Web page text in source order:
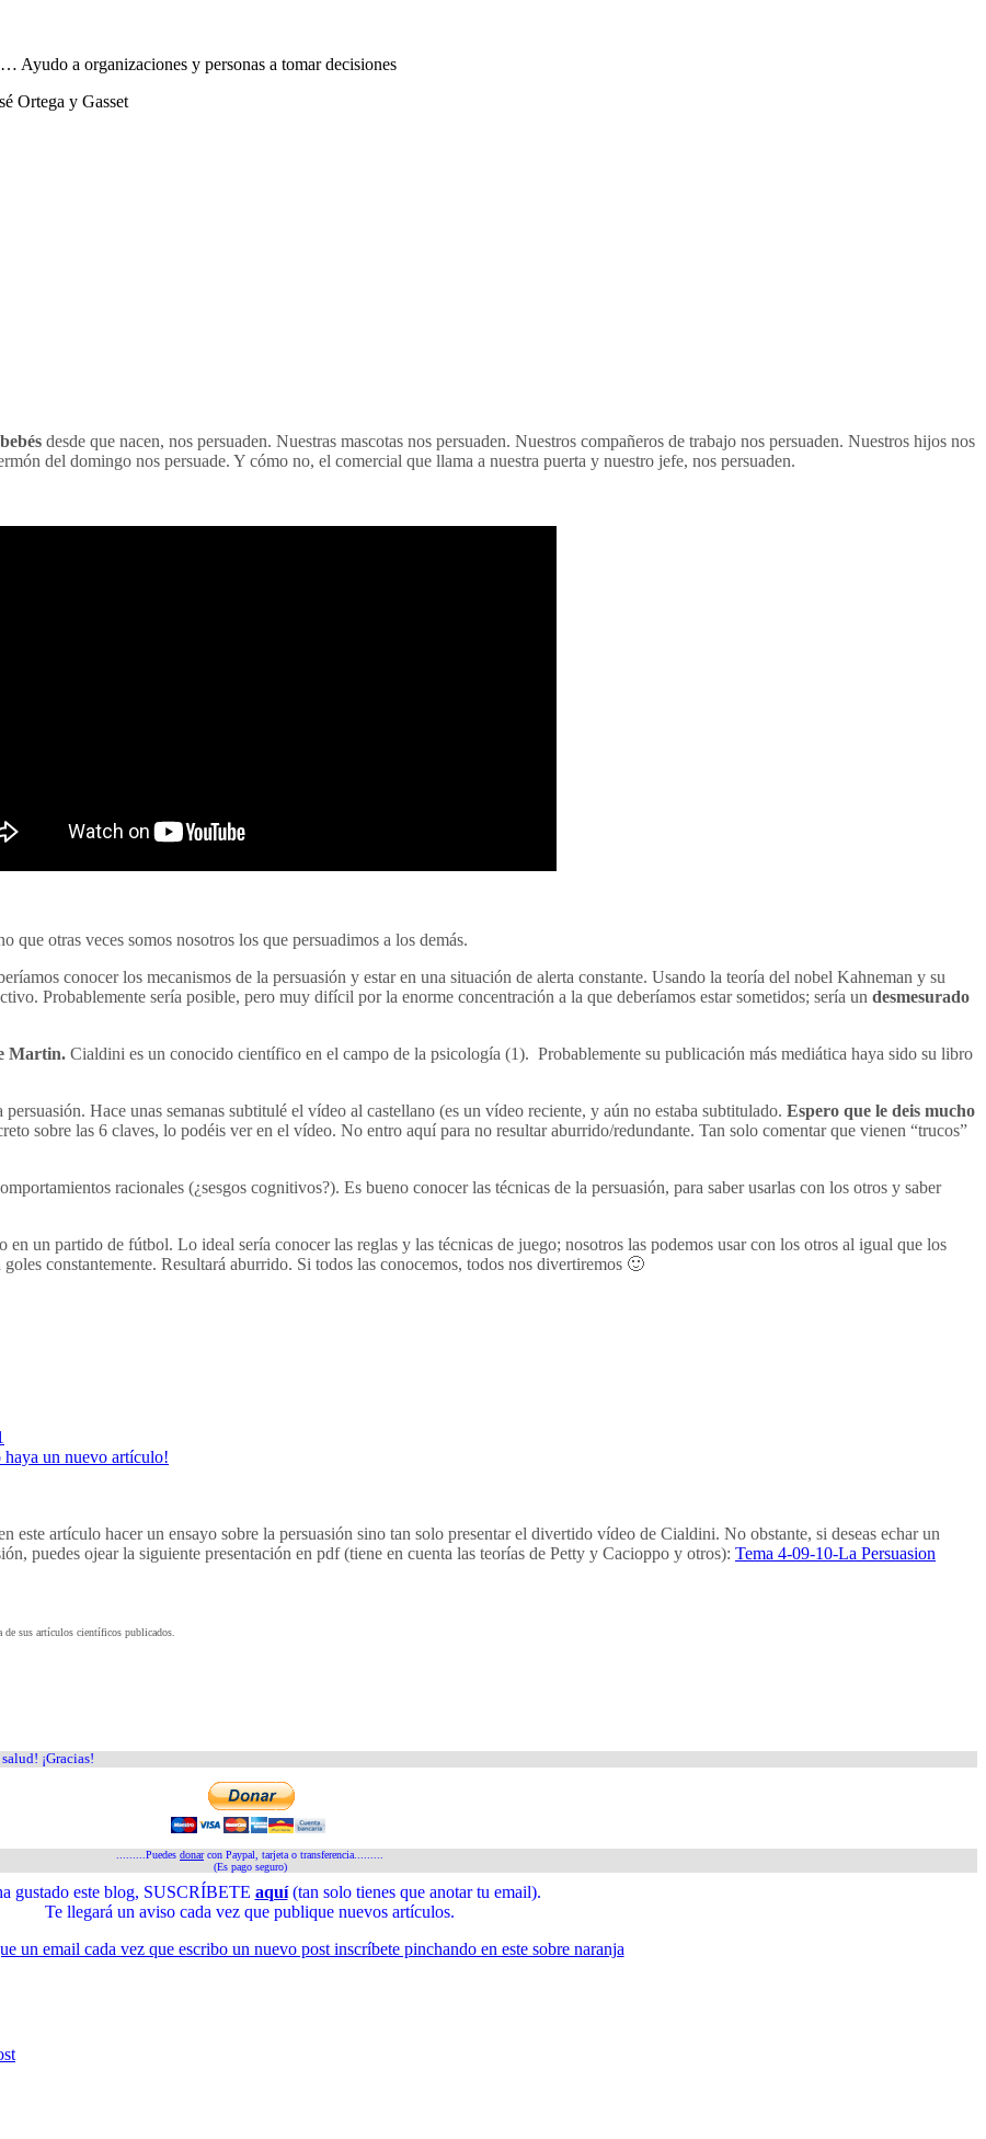
Ayudo a organizaciones y personas a tomar decisiones
Ortega y Gasset
desde que nacen, nos persuaden. Nuestras mascotas nos persuaden. Nuestros compañeros de trabajo nos persuaden. Nuestros hijos nos
del domingo nos persuade. Y cómo no, el comercial que llama a nuestra puerta y nuestro jefe, nos persuaden.
que otras veces somos nosotros los que persuadimos a los demás.
conocer los mecanismos de la persuasión y estar en una situación de alerta constante. Usando la teoría del nobel Kahneman y su
Probablemente sería posible, pero muy difícil por la enorme concentración a la que deberíamos estar sometidos; sería un desmesurado
Martin. Cialdini es un conocido científico en el campo de la psicología (1). Probablemente su publicación más mediática haya sido su libro
Hace unas semanas subtitulé el vídeo al castellano (es un vídeo reciente, y aún no estaba subtitulado. Espero que le deis mucho
sobre las 6 claves, lo podéis ver en el vídeo. No entro aquí para no resultar aburrido/redundante. Tan solo comentar que vienen “trucos”
racionales (¿sesgos cognitivos?). Es bueno conocer las técnicas de la persuasión, para saber usarlas con los otros y saber
en un partido de fútbol. Lo ideal sería conocer las reglas y las técnicas de juego; nosotros las podemos usar con los otros al igual que los
constantemente. Resultará aburrido. Si todos las conocemos, todos nos divertiremos 🙂
un nuevo artículo!
este artículo hacer un ensayo sobre la persuasión sino tan solo presentar el divertido vídeo de Cialdini. No obstante, si deseas echar un
puedes ojear la siguiente presentación en pdf (tiene en cuenta las teorías de Petty y Cacioppo y otros): Tema 4-09-10-La Persuasion
de sus artículos científicos publicados.
¡Gracias!
.........Puedes donarcon Paypal, tarjeta o transferencia.........
(Es pago seguro)
gustado este blog, SUSCRÍBETE aquí(tan solo tienes que anotar tu email).
Te llegará un aviso cada vez que publique nuevos artículos.